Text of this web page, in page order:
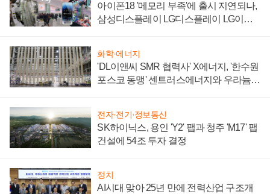
아이폰18 '메모리 부족'에 출시 지연되나,
삼성디스플레이 LG디스플레이 LG이노
화학·에너지
'DL이앤씨 SMR 협력사' X에너지, '한수원
포스코 동맹' 센트러스에너지와 우라늄
전자·전기·정보통신
SK하이닉스, 용인 'Y2' 팹과 청주 'M17' 팹
건설에 54조 투자 결정
정치
AI시대 맞아 25년 만에 전력산업 구조개